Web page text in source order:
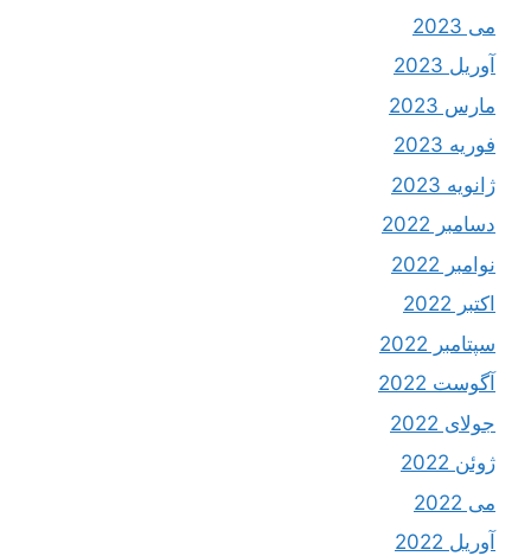
می 2023
آوریل 2023
مارس 2023
فوریه 2023
ژانویه 2023
دسامبر 2022
نوامبر 2022
اکتبر 2022
سپتامبر 2022
آگوست 2022
جولای 2022
ژوئن 2022
می 2022
آوریل 2022